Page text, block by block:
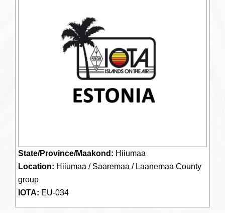
State/Province/Maakond: Hiiumaa
Location: Hiiumaa / Saaremaa / Laanemaa County
group
IOTA: EU-034